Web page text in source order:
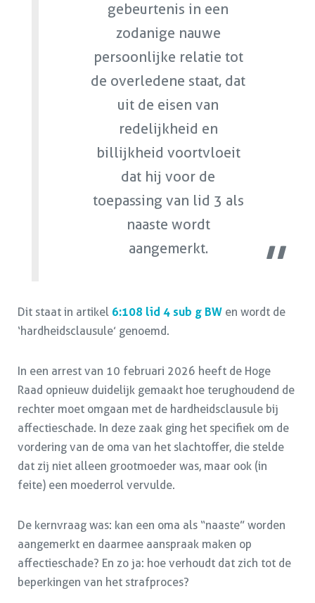
gebeurtenis in een
zodanige nauwe
persoonlijke relatie tot
de overledene staat, dat
uit de eisen van
redelijkheid en
billijkheid voortvloeit
dat hij voor de
toepassing van lid 3 als
naaste wordt
aangemerkt.
Dit staat in artikel 6:108 lid 4 sub g BW en wordt de
‘hardheidsclausule’ genoemd.
In een arrest van 10 februari 2026 heeft de Hoge
Raad opnieuw duidelijk gemaakt hoe terughoudend de
rechter moet omgaan met de hardheidsclausule bij
affectieschade. In deze zaak ging het specifiek om de
vordering van de oma van het slachtoffer, die stelde
dat zij niet alleen grootmoeder was, maar ook (in
feite) een moederrol vervulde.
De kernvraag was: kan een oma als “naaste” worden
aangemerkt en daarmee aanspraak maken op
affectieschade? En zo ja: hoe verhoudt dat zich tot de
beperkingen van het strafproces?